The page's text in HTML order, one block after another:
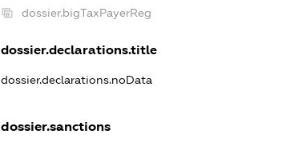
dossier.bigTaxPayerReg
dossier.declarations.title
dossier.declarations.noData
dossier.sanctions